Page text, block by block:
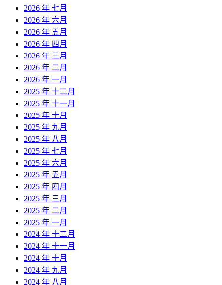
2026 年 七月
2026 年 六月
2026 年 五月
2026 年 四月
2026 年 三月
2026 年 二月
2026 年 一月
2025 年 十二月
2025 年 十一月
2025 年 十月
2025 年 九月
2025 年 八月
2025 年 七月
2025 年 六月
2025 年 五月
2025 年 四月
2025 年 三月
2025 年 二月
2025 年 一月
2024 年 十二月
2024 年 十一月
2024 年 十月
2024 年 九月
2024 年 八月